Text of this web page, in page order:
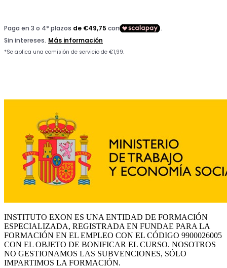
INSTITUTO EXON ES UNA ENTIDAD DE FORMACIÓN
ESPECIALIZADA, REGISTRADA EN FUNDAE PARA LA
FORMACIÓN EN EL EMPLEO CON EL CÓDIGO 9900026005
CON EL OBJETO DE BONIFICAR EL CURSO. NOSOTROS
NO GESTIONAMOS LAS SUBVENCIONES, SÓLO
IMPARTIMOS LA FORMACIÓN.